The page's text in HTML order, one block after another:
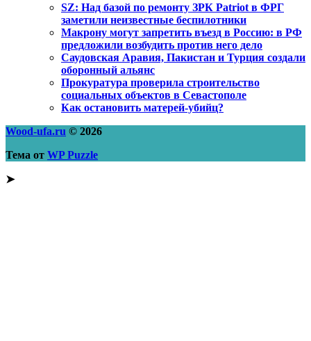
SZ: Над базой по ремонту ЗРК Patriot в ФРГ
заметили неизвестные беспилотники
Макрону могут запретить въезд в Россию: в РФ
предложили возбудить против него дело
Саудовская Аравия, Пакистан и Турция создали
оборонный альянс
Прокуратура проверила строительство
социальных объектов в Севастополе
Как остановить матерей-убийц?
Wood-ufa.ru © 2026
Тема от WP Puzzle
➤